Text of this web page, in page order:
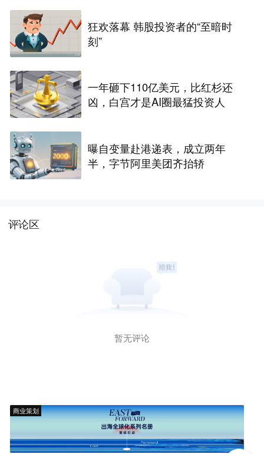
狂欢落幕 韩股投资者的“至暗时
刻”
一年砸下110亿美元，比红杉还
凶，白宫才是AI圈最猛投资人
曝自变量赴港递表，成立两年
半，字节阿里美团齐抬轿
评论区
暂无评论
商业策划